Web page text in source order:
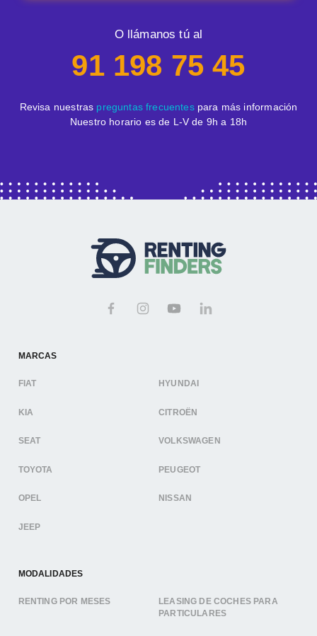
O llámanos tú al
91 198 75 45
Revisa nuestras preguntas frecuentespara más información
Nuestro horario es de L-V de 9h a 18h
MARCAS
FIAT HYUNDAI
KIA CITROËN
SEAT VOLKSWAGEN
TOYOTA PEUGEOT
OPEL NISSAN
JEEP
MODALIDADES
RENTING POR MESES
LEASING DE COCHES PARA
PARTICULARES